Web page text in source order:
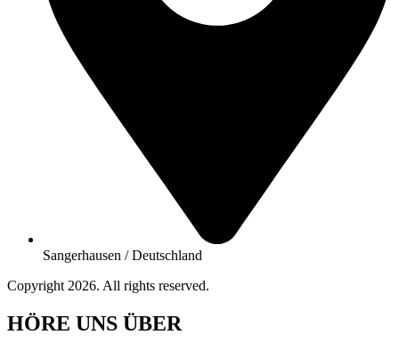
Sangerhausen / Deutschland
Copyright 2026. All rights reserved.
HÖRE UNS ÜBER